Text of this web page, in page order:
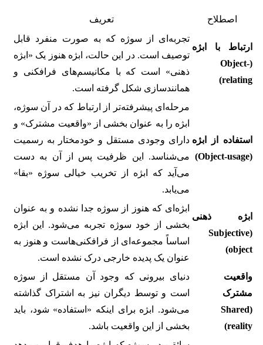
اصطلاح تعریف
ارتباط با ابژه
(Object-
relating)
تجربه‌ای از سوژه که به صورت منفرد قابل
توصیف است. در این حالت، ابژه هنوز یک «ابژه
ذهنی» است که با مکانیسم‌های فرافکنی و
همانندسازی شکل گرفته است.
استفاده از ابژه
(Object-usage)
مرحله‌ای پیشرفته‌تر از ارتباط که در آن سوژه،
ابژه را به عنوان بخشی از «واقعیت مشترک» و
دارای وجودی مستقل و خودمختار به رسمیت
می‌شناسد. این ظرفیت پس از آن به دست
می‌آید که ابژه از تخریب خیالی سوژه «بقا»
می‌یابد.
ابژه ذهنی
(Subjective
object)
ابژه‌ای که هنوز از سوژه جدا نشده و به عنوان
بخشی از خود سوژه تجربه می‌شود. این ابژه
اساساً مجموعه‌ای از فرافکنی‌هاست و هنوز به
عنوان یک پدیده خارجی درک نشده است.
واقعیت
مشترک
(Shared
reality)
دنیای بیرونی که وجود آن مستقل از سوژه
است و توسط دیگران نیز به اشتراک گذاشته
می‌شود. ابژه برای اینکه «استفاده» شود، باید
بخشی از این واقعیت باشد.